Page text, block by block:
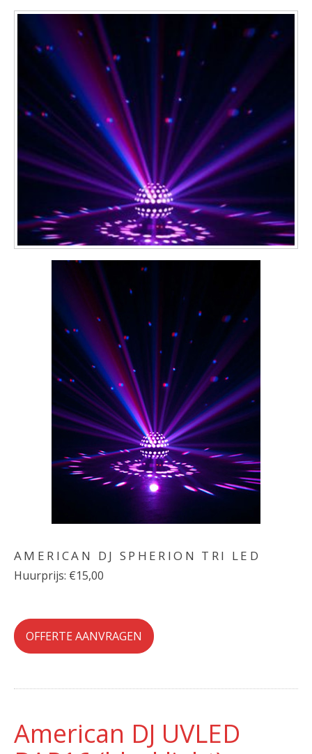
AMERICAN DJ SPHERION TRI LED
Huurprijs: €15,00
OFFERTE AANVRAGEN
American DJ UVLED